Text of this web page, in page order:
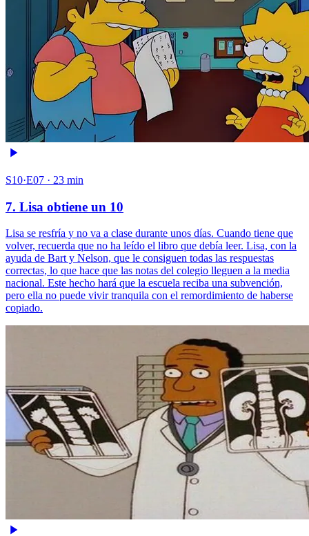
S10·E07 · 23 min
7. Lisa obtiene un 10
Lisa se resfría y no va a clase durante unos días. Cuando tiene que
volver, recuerda que no ha leído el libro que debía leer. Lisa, con la
ayuda de Bart y Nelson, que le consiguen todas las respuestas
correctas, lo que hace que las notas del colegio lleguen a la media
nacional. Este hecho hará que la escuela reciba una subvención,
pero ella no puede vivir tranquila con el remordimiento de haberse
copiado.